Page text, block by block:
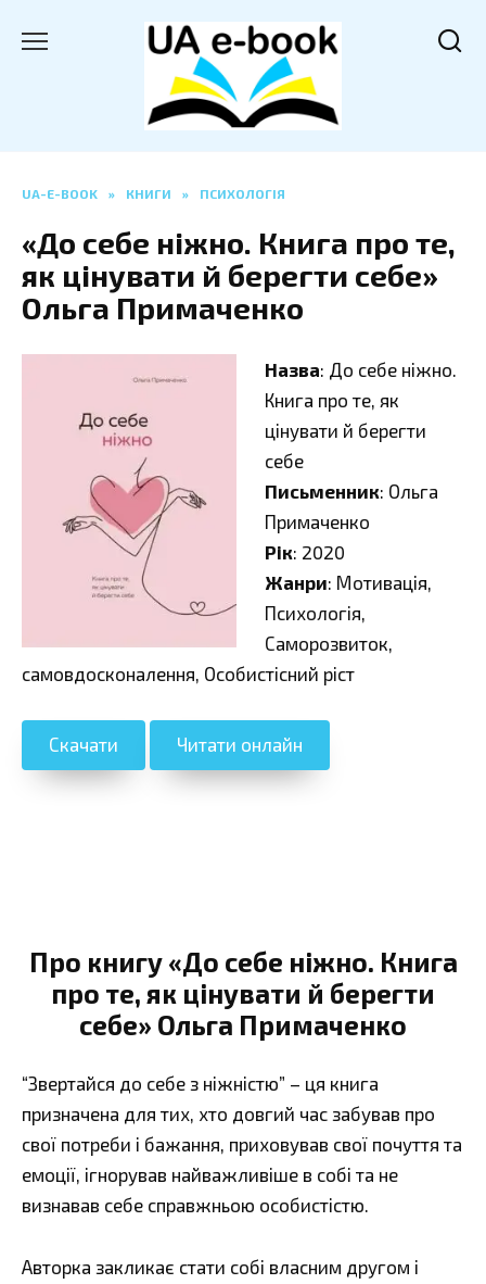
UA-E-BOOK » КНИГИ » ПСИХОЛОГІЯ
«До себе ніжно. Книга про те,
як цінувати й берегти себе»
Ольга Примаченко
Назва: До себе ніжно.
Книга про те, як
цінувати й берегти
себе
Письменник: Ольга
Примаченко
Рік: 2020
Жанри: Мотивація,
Психологія,
Саморозвиток,
самовдосконалення, Особистісний ріст
Скачати Читати онлайн
Про книгу «До себе ніжно. Книга
про те, як цінувати й берегти
себе» Ольга Примаченко
“Звертайся до себе з ніжністю” – ця книга
призначена для тих, хто довгий час забував про
свої потреби і бажання, приховував свої почуття та
емоції, ігнорував найважливіше в собі та не
визнавав себе справжньою особистістю.
Авторка закликає стати собі власним другом і